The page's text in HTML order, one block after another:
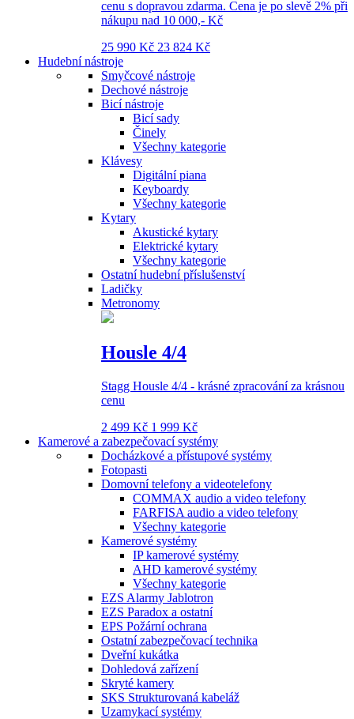
cenu s dopravou zdarma. Cena je po slevě 2% při
nákupu nad 10 000,- Kč
25 990 Kč 23 824 Kč
Hudební nástroje
Smyčcové nástroje
Dechové nástroje
Bicí nástroje
Bicí sady
Činely
Všechny kategorie
Klávesy
Digitální piana
Keyboardy
Všechny kategorie
Kytary
Akustické kytary
Elektrické kytary
Všechny kategorie
Ostatní hudební příslušenství
Ladičky
Metronomy
Housle 4/4
Stagg Housle 4/4 - krásné zpracování za krásnou
cenu
2 499 Kč 1 999 Kč
Kamerové a zabezpečovací systémy
Docházkové a přístupové systémy
Fotopasti
Domovní telefony a videotelefony
COMMAX audio a video telefony
FARFISA audio a video telefony
Všechny kategorie
Kamerové systémy
IP kamerové systémy
AHD kamerové systémy
Všechny kategorie
EZS Alarmy Jablotron
EZS Paradox a ostatní
EPS Požární ochrana
Ostatní zabezpečovací technika
Dveřní kukátka
Dohledová zařízení
Skryté kamery
SKS Strukturovaná kabeláž
Uzamykací systémy